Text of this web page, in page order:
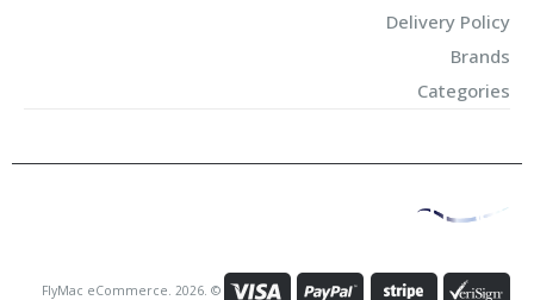
Delivery Policy
Brands
Categories
© FlyMac eCommerce. 2026.